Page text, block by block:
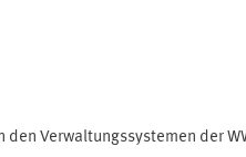
Verwaltungssystemen der